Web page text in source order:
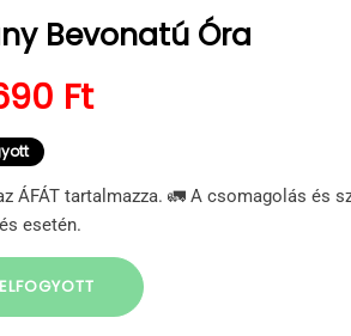
Bevonatú Óra
ár
Ft
ÁFÁT tartalmazza. 🚛 A csomagolás és
esetén.
ELFOGYOTT